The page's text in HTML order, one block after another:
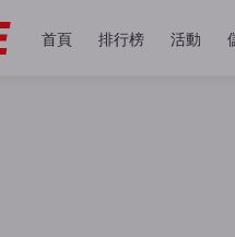
首頁 排行榜 活動